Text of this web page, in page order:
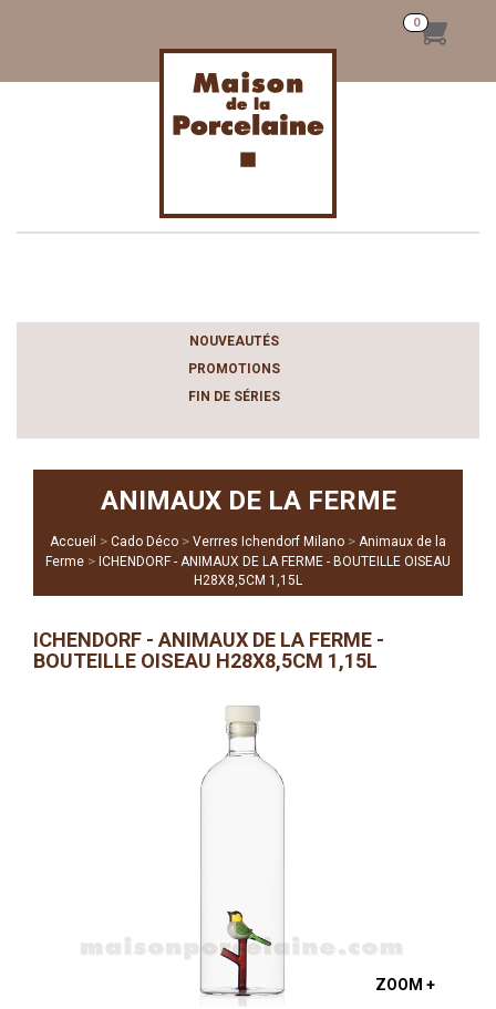
NOUVEAUTÉS
PROMOTIONS
FIN DE SÉRIES
ANIMAUX DE LA FERME
Accueil > Cado Déco > Verrres Ichendorf Milano > Animaux de la
Ferme > ICHENDORF - ANIMAUX DE LA FERME - BOUTEILLE OISEAU
H28X8,5CM 1,15L
ICHENDORF - ANIMAUX DE LA FERME -
BOUTEILLE OISEAU H28X8,5CM 1,15L
ZOOM +